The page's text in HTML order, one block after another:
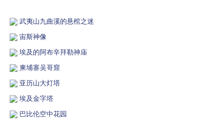
武夷山九曲溪的悬棺之迷
宙斯神像
埃及的阿布辛拜勒神庙
柬埔寨吴哥窟
亚历山大灯塔
埃及金字塔
巴比伦空中花园